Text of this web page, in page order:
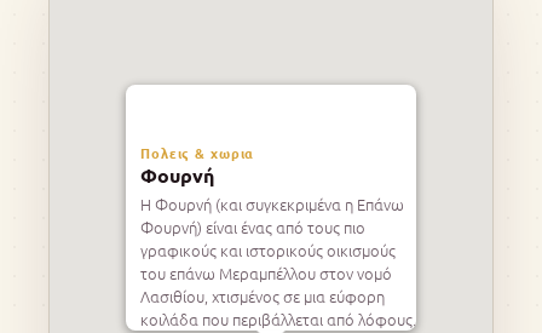
Πολεις & χωρια
Φουρνή
Η Φουρνή (και συγκεκριμένα η Επάνω
Φουρνή) είναι ένας από τους πιο
γραφικούς και ιστορικούς οικισμούς
του επάνω Μεραμπέλλου στον νομό
Λασιθίου, χτισμένος σε μια εύφορη
κοιλάδα που περιβάλλεται από λόφους.